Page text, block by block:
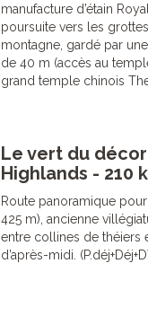
manufacture d’étain
poursuite vers les
montagne, gardé par
de 40 m (accès au
grand temple chinois
Le vert du
Highlands - 210
Route panoramique
425 m), ancienne
entre collines de théiers
d’après-midi.